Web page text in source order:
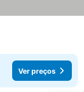
Ver preços